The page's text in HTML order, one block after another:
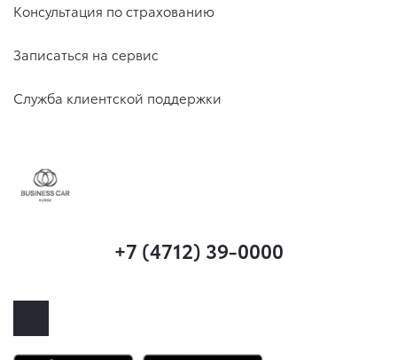
Консультация по страхованию
Записаться на сервис
Служба клиентской поддержки
+7 (4712) 39-0000